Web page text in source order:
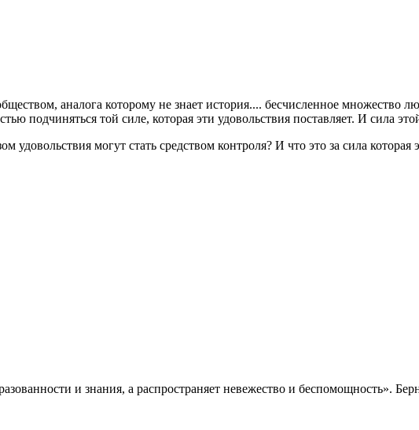
аналога которому не знает история.... бесчисленное
подчиняться той силе, которая эти удовольствия поставляет. И сила
могут стать средством контроля? И что это за сила которая
и знания, а распространяет невежество и беспомощность».